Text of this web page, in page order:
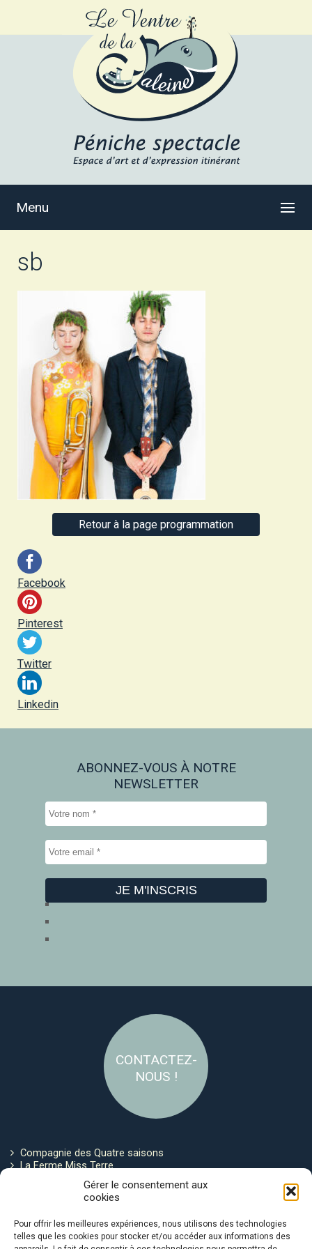
Gérer le consentement aux
cookies
Pour offrir les meilleures expériences, nous utilisons des technologies
telles que les cookies pour stocker et/ou accéder aux informations des
Menu
sb
Retour à la page programmation
Facebook
Pinterest
Twitter
Linkedin
ABONNEZ-VOUS À NOTRE
NEWSLETTER
CONTACTEZ-
NOUS !
Compagnie des Quatre saisons
La Ferme Miss Terre
Politique de cookies